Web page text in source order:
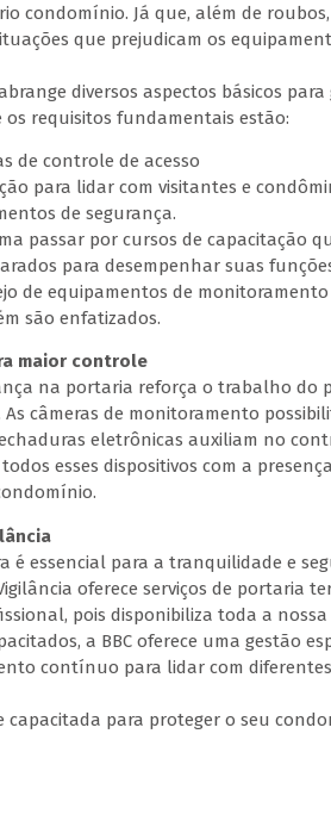
condomínio. Já que, além de
que prejudicam os
diversos aspectos básicos
requisitos fundamentais estão:
de controle de acesso
para lidar com visitantes e
de segurança.
passar por cursos de capacitação
para desempenhar suas
de equipamentos de
são enfatizados.
maior controle
na portaria reforça o trabalho do
As câmeras de monitoramento
eletrônicas auxiliam no
esses dispositivos com a
é essencial para a tranquilidade e
oferece serviços de portaria
pois disponibiliza toda a nossa
a BBC oferece uma gestão
contínuo para lidar com
capacitada para proteger o seu